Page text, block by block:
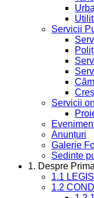
Servicii
Servicii
Anunțuri
Galerie
Sedinte
1. Despre
1.1
1.2